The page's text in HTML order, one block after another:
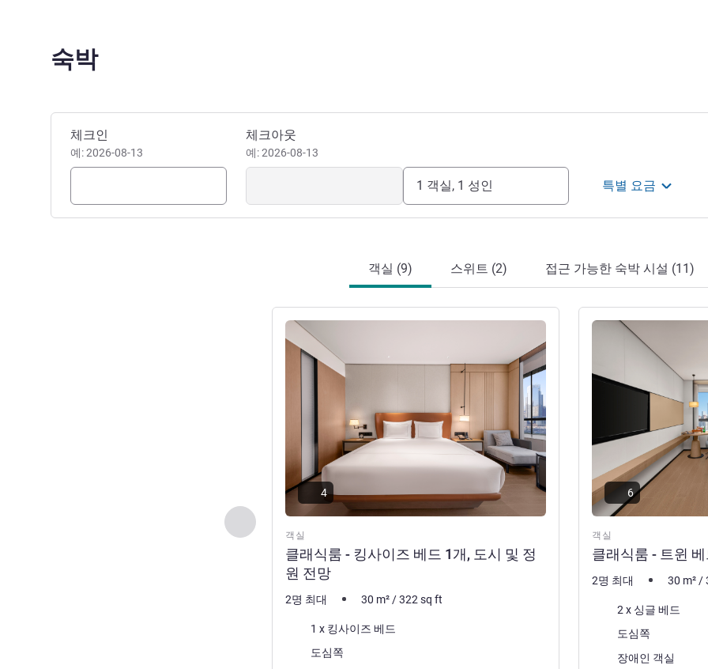
숙박
이 호텔 예약하기
체크인
예: 2026-08-13
체크아웃
예: 2026-08-13
1 객실, 1 성인 특별 요금
객실 (9) 스위트 (2) 접근 가능한 숙박 시설 (11)
이전 - 객실
객실
클래식룸 - 킹사이즈 베드 1개, 도시 및 정
원 전망
세부 정보 보기
4
2명 최대 30 m² /322 sq ft
1 x 킹사이즈 베드
도심쪽
객실
클래식룸 - 트윈 베
세부 정보 보기
6
2명 최대 30 m² /
2 x 싱글 베드
도심쪽
장애인 객실